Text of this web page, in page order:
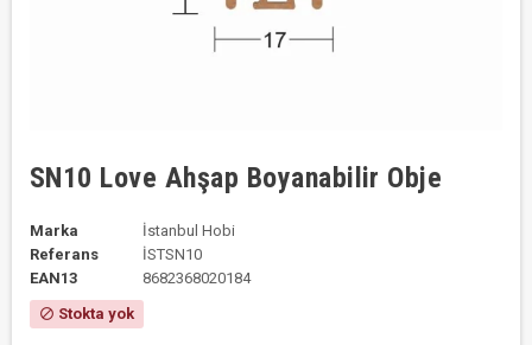
SN10 Love Ahşap Boyanabilir Obje
Marka
İstanbul Hobi
Referans
İSTSN10
EAN13
8682368020184
block Stokta yok